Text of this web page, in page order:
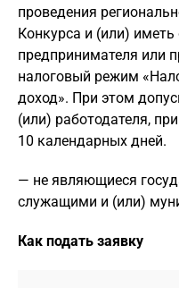
проведения
Конкурса и (или)
предпринимателя или
налоговый режим
доход». При этом
(или) работодателя,
10 календарных дней.
— не являющиеся
служащими и (или)
Как подать заявку